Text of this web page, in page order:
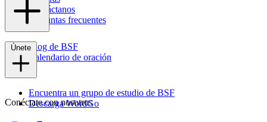
Contáctanos
Preguntas frecuentes
Blog de BSF
Calendario de oración
Únete
Encuentra un grupo de estudio de BSF
Descarga WordGo
Conéctate con nosotros